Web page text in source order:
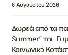
6 Αυγούστου 2026
Δωρεά από τα
Summer” του
Κοινωνικό